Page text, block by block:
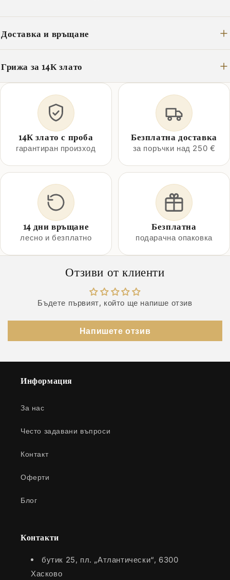
Доставка и връщане
Грижа за 14К злато
14К злато с проба
гарантиран произход
Безплатна доставка
за поръчки над 250 €
14 дни връщане
лесно и безплатно
Безплатна
подарачна опаковка
Отзиви от клиенти
Бъдете първият, който ще напише отзив
Напишете отзив
Информация
За нас
Често задавани въпроси
Контакт
Оферти
Блог
Контакти
бутик 25, пл. „Атлантически“, 6300
Хасково